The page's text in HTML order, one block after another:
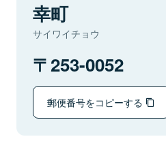
幸町
サイワイチョウ
253-0052
郵便番号をコピーする